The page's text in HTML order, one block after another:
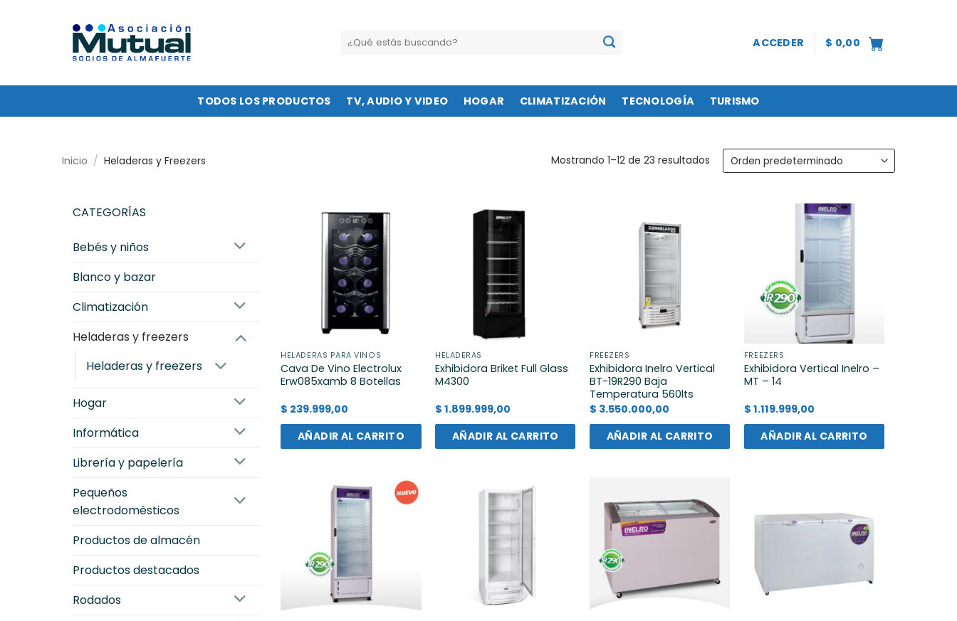
Buscar
por:
ACCEDER $ 0,00
TODOS LOS PRODUCTOS TV, AUDIO Y VIDEO HOGAR CLIMATIZACIÓN TECNOLOGÍA TURISMO
Inicio / Heladeras y Freezers Mostrando 1–12 de 23 resultados
CATEGORÍAS
bebés y niños
blanco y bazar
climatización
heladeras y freezers
heladeras y freezers
hogar
informática
librería y papelería
pequeños
electrodomésticos
productos de almacén
productos destacados
rodados
HELADERAS PARA VINOS
Cava De Vino Electrolux
Erw085xamb 8 Botellas
$ 239.999,00
AÑADIR AL CARRITO
HELADERAS
Exhibidora Briket Full Glass
M4300
$ 1.899.999,00
AÑADIR AL CARRITO
FREEZERS
Exhibidora Inelro Vertical
BT-19R290 Baja
Temperatura 560lts
$ 3.550.000,00
AÑADIR AL CARRITO
FREEZERS
Exhibidora Vertical Inelro –
MT – 14
$ 1.119.999,00
AÑADIR AL CARRITO